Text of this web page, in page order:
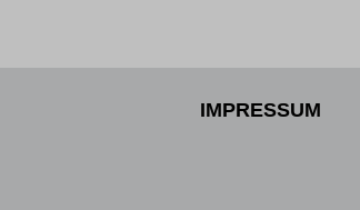
IMPRESSUM